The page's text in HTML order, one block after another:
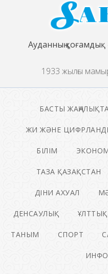
Ауданның қоғамдық
1933 жылғы
БАСТЫ
ЖИ ЖӘНЕ
БІЛІМ
ТАЗА ҚАЗАҚСТАН
ДІНИ АХУАЛ
ДЕНСАУЛЫҚ ҰЛТТЫҚ
ТАНЫМ СПОРТ